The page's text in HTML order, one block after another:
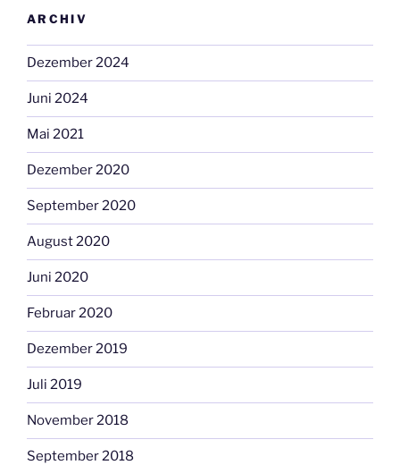
ARCHIV
Dezember 2024
Juni 2024
Mai 2021
Dezember 2020
September 2020
August 2020
Juni 2020
Februar 2020
Dezember 2019
Juli 2019
November 2018
September 2018